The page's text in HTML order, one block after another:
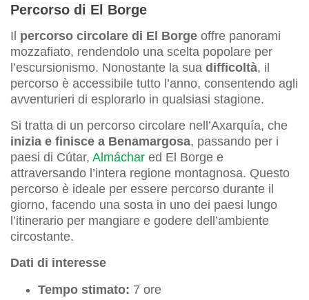
Percorso di El Borge
Il percorso circolare di El Borge offre panorami
mozzafiato, rendendolo una scelta popolare per
l’escursionismo. Nonostante la sua difficoltà, il
percorso è accessibile tutto l’anno, consentendo agli
avventurieri di esplorarlo in qualsiasi stagione.
Si tratta di un percorso circolare nell’Axarquía, che
inizia e finisce a Benamargosa, passando per i
paesi di Cútar, Almáchar ed El Borge e
attraversando l’intera regione montagnosa. Questo
percorso è ideale per essere percorso durante il
giorno, facendo una sosta in uno dei paesi lungo
l’itinerario per mangiare e godere dell’ambiente
circostante.
Dati di interesse
Tempo stimato: 7 ore